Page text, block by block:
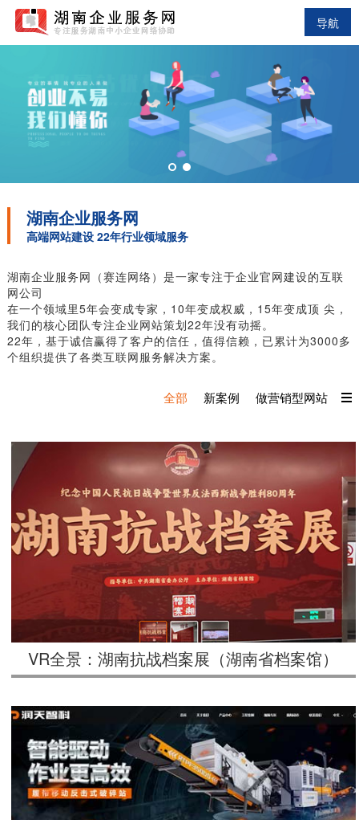
导航
湖南企业服务网
高端网站建设 22年行业领域服务
湖南企业服务网（赛连网络）是一家专注于企业官网建设的互联
网公司
在一个领域里5年会变成专家，10年变成权威，15年变成顶 尖，
我们的核心团队专注企业网站策划22年没有动摇。
22年，基于诚信赢得了客户的信任，值得信赖，已累计为3000多
个组织提供了各类互联网服务解决方案。
全部 新案例 做营销型网站
VR全景：湖南抗战档案展（湖南省档案馆）